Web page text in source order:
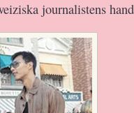
journalistens